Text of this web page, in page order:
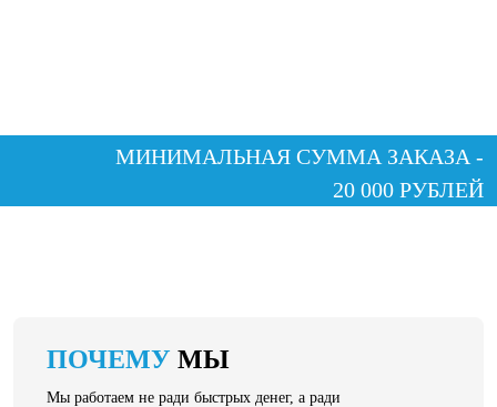
МИНИМАЛЬНАЯ СУММА ЗАКАЗА -
20 000 РУБЛЕЙ
ПОЧЕМУ МЫ
Мы работаем не ради быстрых денег, а ради